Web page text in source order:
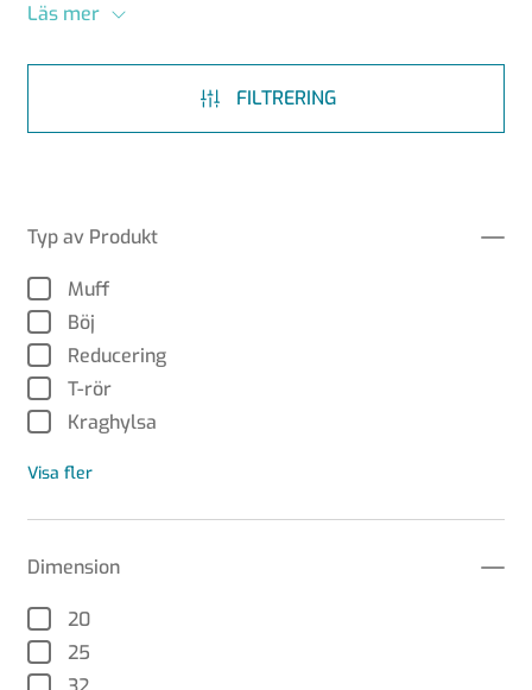
Läs mer
FILTRERING
Typ av Produkt
Muff
Böj
Reducering
T-rör
Kraghylsa
Visa fler
Dimension
20
25